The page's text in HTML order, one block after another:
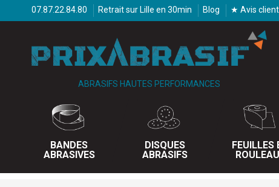
07.87.22.84.80 Retrait sur Lille en 30min Blog ★ Avis
ABRASIFS HAUTES PERFORMANCES
BANDES
ABRASIVES
DISQUES
ABRASIFS
FEUILLES